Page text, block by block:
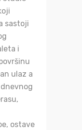
sastoji
i
ulaz a
ostave